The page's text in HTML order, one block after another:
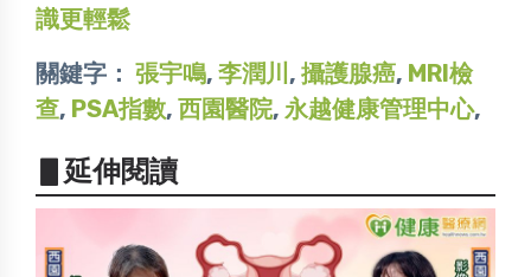
識更輕鬆
關鍵字： 張宇鳴, 李潤川 , 攝護腺癌, MRI檢
查, PSA指數, 西園醫院, 永越健康管理中心,
▋延伸閱讀